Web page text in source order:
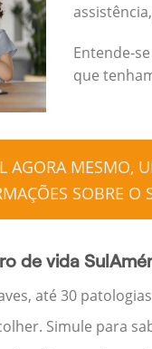
Entende-
que
AGORA MESMO,
SOBRE O
de vida
até 30
Simule para